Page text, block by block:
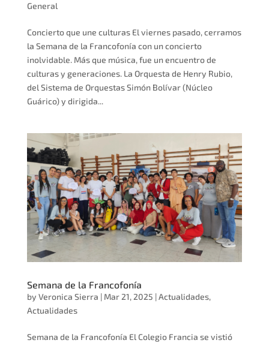
General
Concierto que une culturas El viernes pasado, cerramos
la Semana de la Francofonía con un concierto
inolvidable. Más que música, fue un encuentro de
culturas y generaciones. La Orquesta de Henry Rubio,
del Sistema de Orquestas Simón Bolívar (Núcleo
Guárico) y dirigida...
Semana de la Francofonía
by Veronica Sierra | Mar 21, 2025 |Actualidades,
Actualidades
Semana de la Francofonía El Colegio Francia se vistió